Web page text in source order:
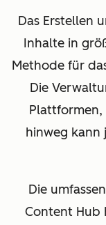
Das Erstellen
Inhalte in
Methode für
Die
hinweg kann
Die
Content Hub